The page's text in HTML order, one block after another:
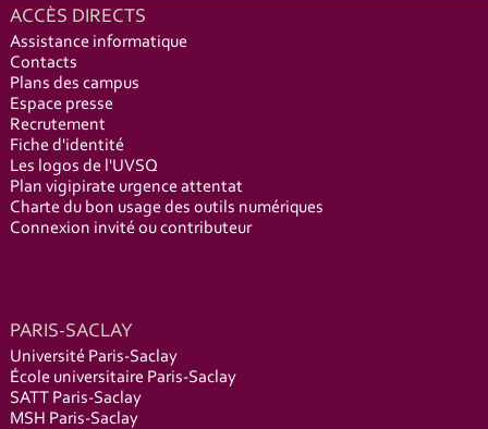
ACCÈS DIRECTS
Assistance informatique
Contacts
Plans des campus
Espace presse
Recrutement
Fiche d'identité
Les logos de l'UVSQ
Plan vigipirate urgence attentat
Charte du bon usage des outils numériques
Connexion invité ou contributeur
PARIS-SACLAY
Université Paris-Saclay
École universitaire Paris-Saclay
SATT Paris-Saclay
MSH Paris-Saclay